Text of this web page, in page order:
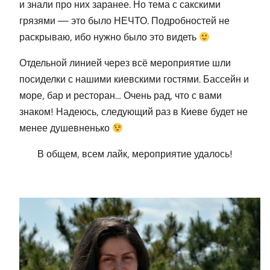
и знали про них заранее. Но тема с сакскими
грязями — это было НЕЧТО. Подробностей не
раскрываю, ибо нужно было это видеть
Отдельной линией через всё мероприятие шли
посиделки с нашими киевскими гостями. Бассейн и
море, бар и ресторан… Очень рад, что с вами
знаком! Надеюсь, следующий раз в Киеве будет не
менее душевненько
В общем, всем лайк, мероприятие удалось!